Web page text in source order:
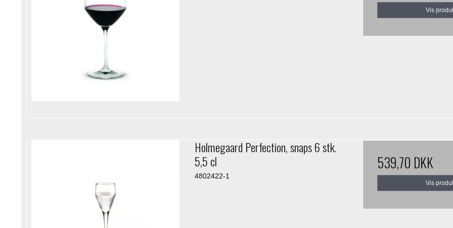
Vis
Holmegaard Perfection, snaps 6 stk.
5,5 cl
4802422-1
539,70 DKK
Vis